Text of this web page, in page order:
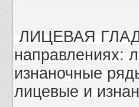
ЛИЦЕВАЯ
направлениях:
изнаночные
лицевые и